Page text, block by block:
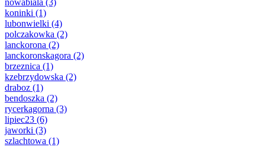
nowabiala (3)
koninki (1)
lubonwielki (4)
polczakowka (2)
lanckorona (2)
lanckoronskagora (2)
brzeznica (1)
kzebrzydowska (2)
draboz (1)
bendoszka (2)
rycerkagorna (3)
lipiec23 (6)
jaworki (3)
szlachtowa (1)